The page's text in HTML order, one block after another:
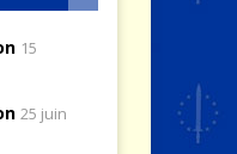
15
25 juin